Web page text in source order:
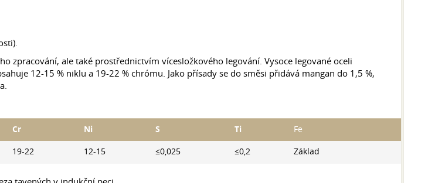
ale také prostřednictvím vícesložkového legování. Vysoce legované oceli
12-15 % niklu a 19-22 % chrómu. Jako přísady se do směsi přidává mangan do 1,5 %,
Cr Ni S Ti Fe
19-22 12-15 ≤0,025 ≤0,2 Základ